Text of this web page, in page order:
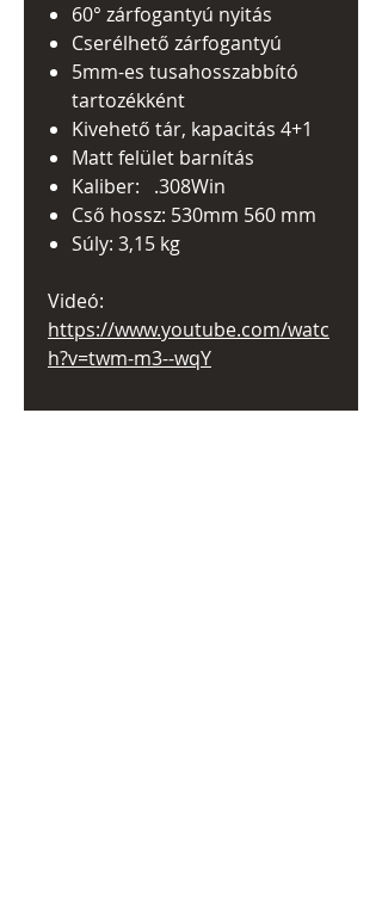
60° zárfogantyú nyitás
Cserélhető zárfogantyú
5mm-es tusahosszabbító
tartozékként
Kivehető tár, kapacitás 4+1
Matt felület barnítás
Kaliber: .308Win
Cső hossz: 530mm 560 mm
Súly: 3,15 kg
Videó:
https://www.youtube.com/watc
h?v=twm-m3--wqY